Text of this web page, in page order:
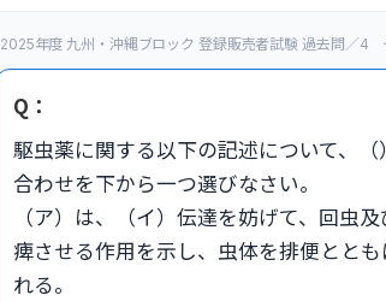
2025年度 九州・沖縄ブロック 登録販売者試験 過去問／4
Q：
駆虫薬に関する以下の記述について、
合わせを下から一つ選びなさい。
（ア）は、（イ）伝達を妨げて、回虫
痺させる作用を示し、虫体を排便とと
れる。